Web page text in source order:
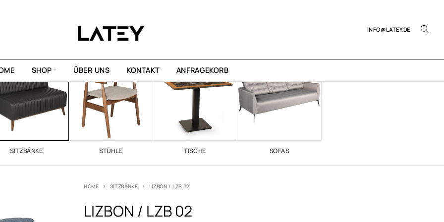
INFO@LATEY.DE
SHOP ÜBER UNS KONTAKT ANFRAGEKORB
SITZBÄNKE STÜHLE TISCHE SOFAS
HOME SITZBÄNKE LIZBON / LZB 02
LIZBON / LZB 02